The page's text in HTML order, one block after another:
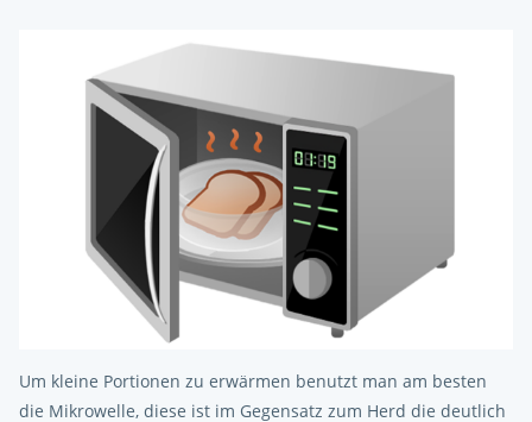
Um kleine Portionen zu erwärmen benutzt man am besten
die Mikrowelle, diese ist im Gegensatz zum Herd die deutlich